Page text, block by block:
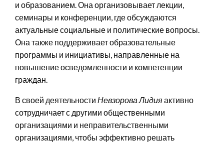
и образованием. Она организовывает лекции,
семинары и конференции, где обсуждаются
актуальные социальные и политические вопросы.
Она также поддерживает образовательные
программы и инициативы, направленные на
повышение осведомленности и компетенции
граждан.
В своей деятельности Невзорова Лидияактивно
сотрудничает с другими общественными
организациями и неправительственными
организациями, чтобы эффективно решать